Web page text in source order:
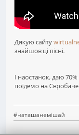
Дякую сайту
знайшов ці пісні.
І наостанок, даю
поїдемо на
#наташанемішай